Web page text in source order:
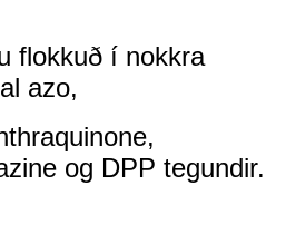
flokkuð í nokkra
azo,
og DPP tegundir.